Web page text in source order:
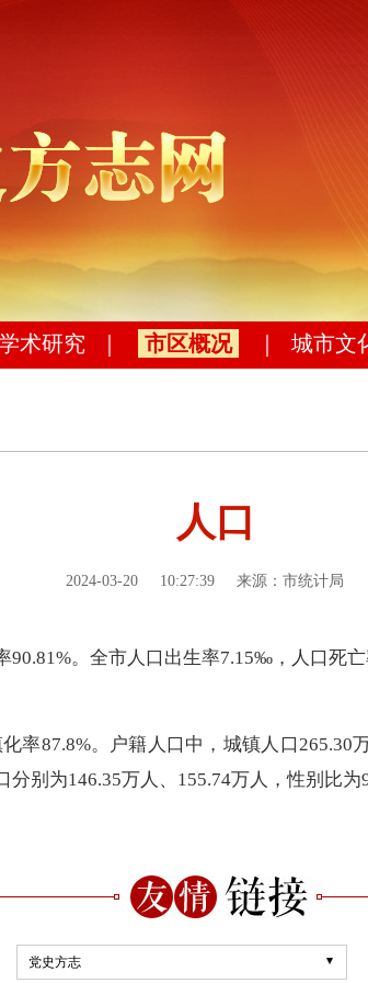
术研究 市区概况 城市文
人口
2024-03-20 10:27:39 来源：市统计局
90.81%。全市人口出生率7.15‰，人口死
87.8%。户籍人口中，城镇人口265.30
别为146.35万人、155.74万人，性别比为
党史方志